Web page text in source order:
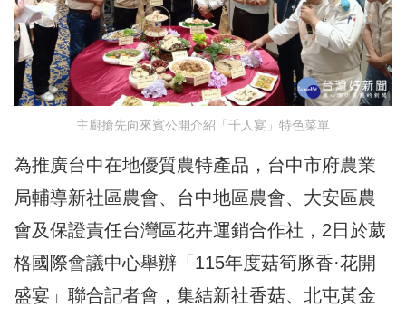
主廚搶先向來賓公開介紹「千人宴」特色菜單
為推廣台中在地優質農特產品，台中市府農業
局輔導新社區農會、台中地區農會、大安區農
會及保證責任台灣區花卉運銷合作社，2日於葳
格國際會議中心舉辦「115年度菇筍豚香·花開
盛宴」聯合記者會，集結新社香菇、北屯黃金